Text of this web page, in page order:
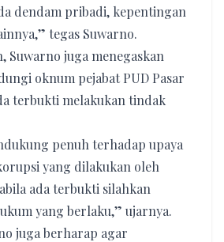
dendam pribadi, kepentingan
tegas Suwarno.
Suwarno juga menegaskan
oknum pejabat PUD Pasar
terbukti melakukan tindak
penuh terhadap upaya
yang dilakukan oleh
ada terbukti silahkan
yang berlaku,” ujarnya.
juga berharap agar